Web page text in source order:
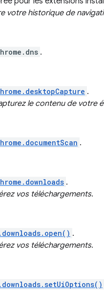
votre historique de
.
.
le contenu de votre
.
.
vos téléchargements.
.
vos téléchargements.